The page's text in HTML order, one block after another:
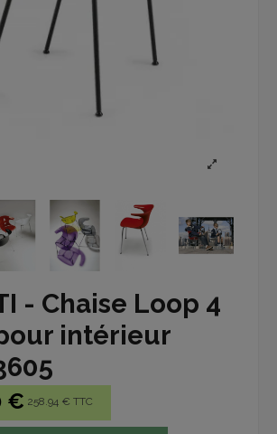
- Chaise Loop 4
intérieur
€ 258.94 € TTC